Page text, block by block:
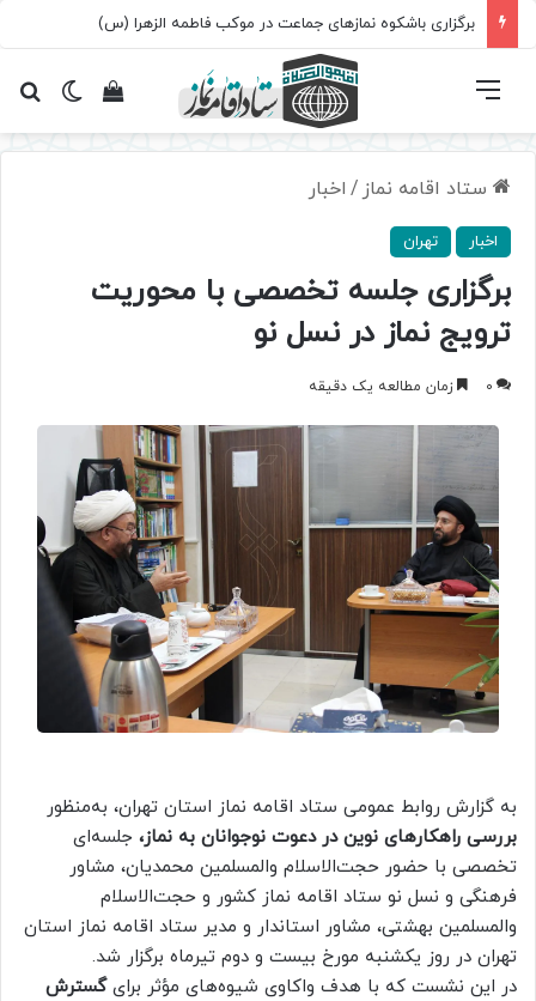
برگزاری باشکوه نمازهای جماعت در موکب فاطمه الزهرا (س)
تغییرمشاهده فهرست
ستاد اقامه نماز / اخبار
اخبار تهران
برگزاری جلسه تخصصی با محوریت
ترویج نماز در نسل نو
0 زمان مطالعه یک دقیقه
به گزارش روابط عمومی ستاد اقامه نماز استان تهران، به‌منظور
بررسی راهکارهای نوین در دعوت نوجوانان به نماز، جلسه‌ای
تخصصی با حضور حجت‌الاسلام والمسلمین محمدیان، مشاور
فرهنگی و نسل نو ستاد اقامه نماز کشور و حجت‌الاسلام
والمسلمین بهشتی، مشاور استاندار و مدیر ستاد اقامه نماز استان
تهران در روز یکشنبه مورخ بیست و دوم تیرماه برگزار شد.
در این نشست که با هدف واکاوی شیوه‌های مؤثر برایگسترش